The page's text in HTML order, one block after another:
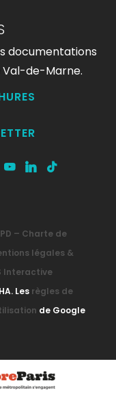
documentations
Val-de-Marne.
– Charte de
légales &
Interactive
Les règles de
de Google